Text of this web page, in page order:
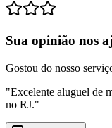
Sua opinião nos
Gostou do nosso
"Excelente aluguel de
no RJ."